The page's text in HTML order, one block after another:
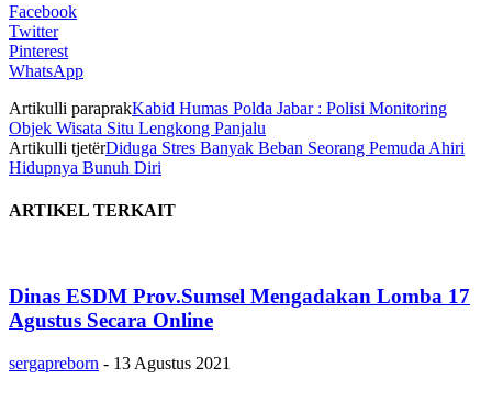
Facebook
Twitter
Pinterest
WhatsApp
Artikulli paraprakKabid Humas Polda Jabar : Polisi Monitoring
Objek Wisata Situ Lengkong Panjalu
Artikulli tjetërDiduga Stres Banyak Beban Seorang Pemuda Ahiri
Hidupnya Bunuh Diri
ARTIKEL TERKAIT
Dinas ESDM Prov.Sumsel Mengadakan Lomba 17
Agustus Secara Online
sergapreborn - 13 Agustus 2021